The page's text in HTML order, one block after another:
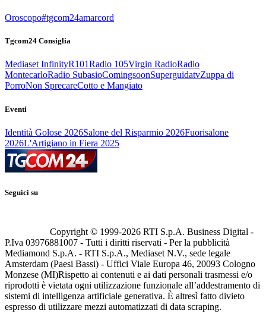
Oroscopo#tgcom24amarcord
Tgcom24 Consiglia
Mediaset InfinityR101Radio 105Virgin RadioRadio
MontecarloRadio SubasioComingsoonSuperguidatvZuppa di
PorroNon SprecareCotto e Mangiato
Eventi
Identità Golose 2026Salone del Risparmio 2026Fuorisalone
2026L'Artigiano in Fiera 2025
Seguici su
Copyright © 1999-2026 RTI S.p.A. Business Digital -
P.Iva 03976881007 - Tutti i diritti riservati - Per la pubblicità
Mediamond S.p.A. - RTI S.p.A., Mediaset N.V., sede legale
Amsterdam (Paesi Bassi) - Uffici Viale Europa 46, 20093 Cologno
Monzese (MI)Rispetto ai contenuti e ai dati personali trasmessi e/o
riprodotti è vietata ogni utilizzazione funzionale all’addestramento di
sistemi di intelligenza artificiale generativa. È altresì fatto divieto
espresso di utilizzare mezzi automatizzati di data scraping.